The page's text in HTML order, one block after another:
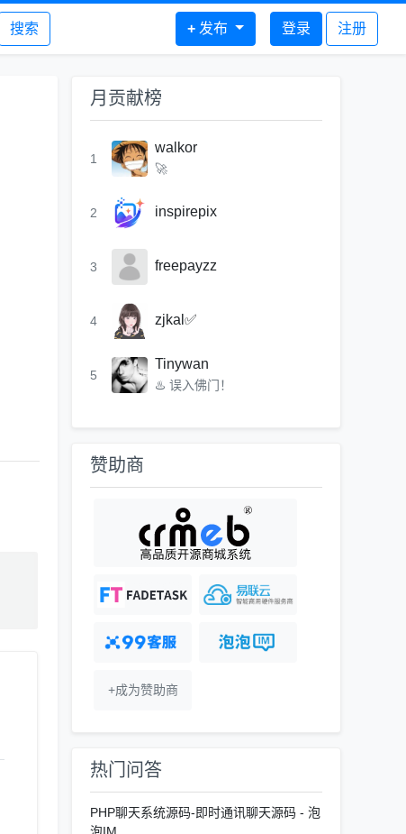
搜索 + 发布 登录 注册
月贡献榜
1
walkor
🚀
2 inspirepix
3 freepayzz
4 zjkal✅
5
Tinywan
♨️ 误入佛门！
赞助商
+成为赞助商
热门问答
PHP聊天系统源码-即时通讯聊天源码 - 泡